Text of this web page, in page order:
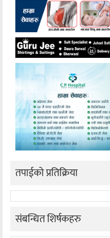
तपाईको प्रतिक्रिया
संबन्धित शिर्षकहरु